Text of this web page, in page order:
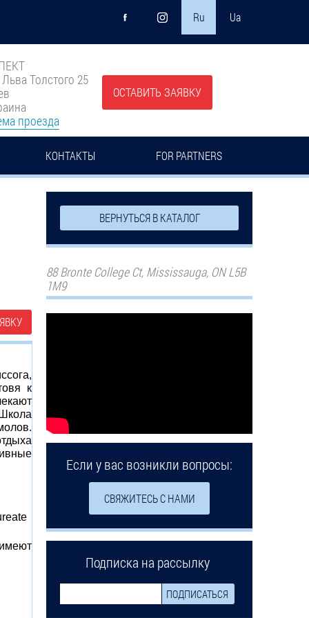
Ru Ua
Толстого 25
проезда
ОСТАВИТЬ ЗАЯВКУ
КОНТАКТЫ FOR PARTNERS
к
ВЕРНУТЬСЯ В КАТАЛОГ
88 Bronte College Ct, Mississauga, ON L5B
1M9
Если у вас возникли вопросы:
СВЯЖИТЕСЬ С НАМИ
Подписка на рассылку